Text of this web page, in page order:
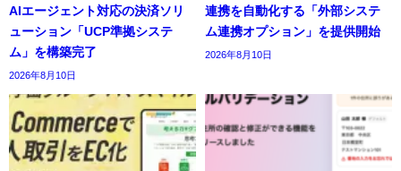
AIエージェント対応の決済ソリ
ューション「UCP準拠システ
ム」を構築完了
2026年8月10日
連携を自動化する「外部システ
ム連携オプション」を提供開始
2026年8月10日